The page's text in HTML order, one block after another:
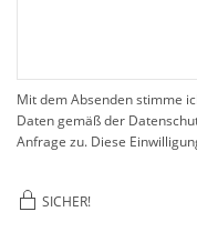
Mit dem Absenden stimme
Daten gemäß der
Anfrage zu. Diese
SICHER!